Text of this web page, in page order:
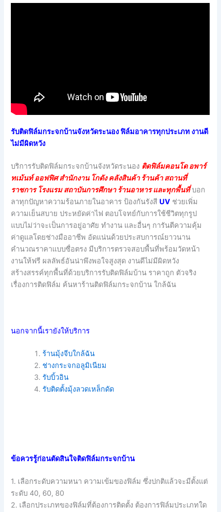
รับติดฟิล์มกระจกบ้านจังหวัดระนอง ฟิล์มอาคารทุกประเภท งานดี
ไม่มีผิดหวัง
บริการรับติดฟิล์มกระจกบ้านจังหวัดระนอง ติดฟิล์มคอนโด อพาร์
ทเม้นท์ ออฟฟิศ สำนักงาน โกดัง คลังสินค้า ร้านค้า สถานที่
ราชการ โรงแรม สถาบันการศึกษา ร้านอาหาร และทุกพื้นที่บอก
ลาทุกปัญหาความร้อนภายในอาคาร ป้องกันรังสี UV ช่วยเพิ่ม
ความเย็นสบาย ประหยัดค่าไฟ ตอบโจทย์กับการใช้ชีวิตทุกรูป
แบบไม่ว่าจะเป็นการอยู่อาศัย ทำงาน และอื่นๆ การันตีความคุ้ม
ค่าดูแลโดยช่างมืออาชีพ อัดแน่นด้วยประสบการณ์ยาวนาน
คำนวณราคาแบบซื่อตรง มีบริการตรวจสอบพื้นที่พร้อมวัดหน้า
งานให้ฟรี ผลลัพธ์อันน่าพึงพอใจสูงสุด งานดีไม่มีผิดหวัง
สร้างสรรค์ทุกพื้นที่ด้วยบริการรับติดฟิล์มบ้าน ราคาถูก ตัวจริง
เรื่องการติดฟิล์ม ค้นหาร้านติดฟิล์มกระจกบ้าน ใกล้ฉัน
นอกจากนี้เรายังให้บริการ
ร้านมุ้งจีบใกล้ฉัน
ช่างกระจกอลูมิเนียม
รับบิ้วอิน
รับติดตั้งมุ้งลวดเหล็กดัด
ข้อควรรู้ก่อนตัดสินใจติดฟิล์มกระจกบ้าน
1. เลือกระดับความหนา ความเข้มของฟิล์ม ซึ่งปกติแล้วจะมีตั้งแต่
ระดับ 40, 60, 80
2. เลือกประเภทของฟิล์มที่ต้องการติดตั้ง ต้องการฟิล์มประเภทใด